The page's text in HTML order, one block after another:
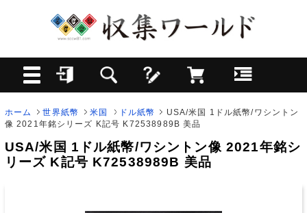
ホーム 世界紙幣 米国 ドル紙幣
USA/米国 1ドル紙幣/ワシントン
像 2021年銘シリーズ K記号 K72538989B 美品
USA/米国 1ドル紙幣/ワシントン像 2021年銘シ
リーズ K記号 K72538989B 美品